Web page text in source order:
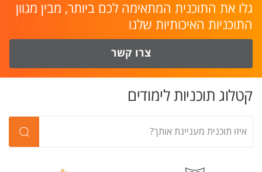
גלו את התוכנית המתאימה לכם ביותר, מבין מגוון
התוכניות האיכותיות שלנו
צרו קשר
קטלוג תוכניות לימודים